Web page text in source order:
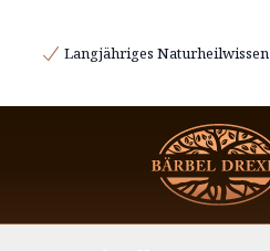
Langjähriges Naturheilwissen